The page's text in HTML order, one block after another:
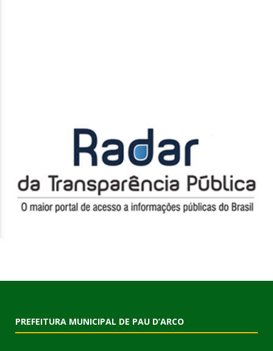
PREFEITURA MUNICIPAL DE PAU D’ARCO